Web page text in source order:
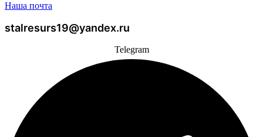
Наша почта
stalresurs19@yandex.ru
Telegram